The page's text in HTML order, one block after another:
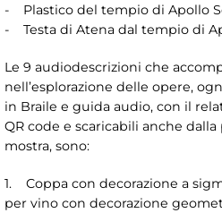
- Plastico del tempio di Apollo
- Testa di Atena dal tempio di
Le 9 audiodescrizioni che
nell’esplorazione delle opere,
in Braile e guida audio, con il
QR code e scaricabili anche
mostra, sono:
1. Coppa con decorazione a
per vino con decorazione